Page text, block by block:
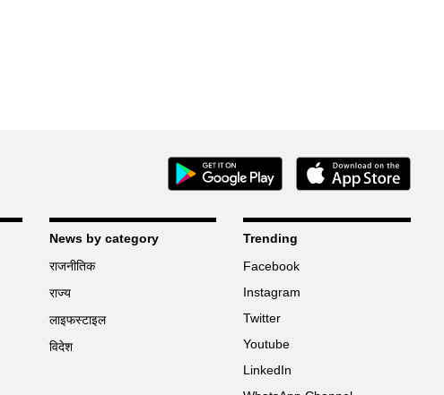
News by category
राजनीतिक
राज्य
लाइफस्टाइल
विदेश
Trending
Facebook
Instagram
Twitter
Youtube
LinkedIn